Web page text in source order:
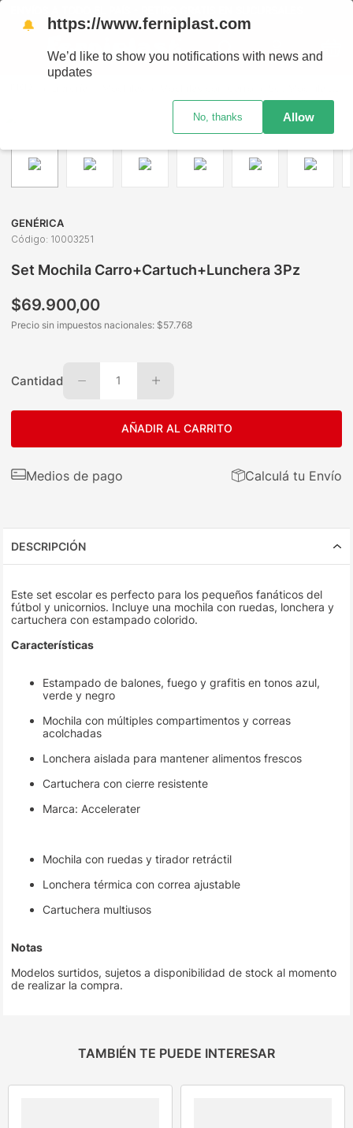
GENÉRICA
Código: 10003251
Set Mochila Carro+Cartuch+Lunchera 3Pz
$69.900,00
Precio sin impuestos nacionales: $57.768
Cantidad 1
AÑADIR AL CARRITO
Medios de pago Calculá tu Envío
DESCRIPCIÓN
Este set escolar es perfecto para los pequeños fanáticos del
fútbol y unicornios. Incluye una mochila con ruedas, lonchera y
cartuchera con estampado colorido.
Características
Estampado de balones, fuego y grafitis en tonos azul,
verde y negro
Mochila con múltiples compartimentos y correas
acolchadas
Lonchera aislada para mantener alimentos frescos
Cartuchera con cierre resistente
Marca: Accelerater
Mochila con ruedas y tirador retráctil
Lonchera térmica con correa ajustable
Cartuchera multiusos
Notas
Modelos surtidos, sujetos a disponibilidad de stock al momento
de realizar la compra.
TAMBIÉN TE PUEDE INTERESAR
🔔 https://www.ferniplast.com
We’d like to show you notifications with news and
updates
No, thanks Allow